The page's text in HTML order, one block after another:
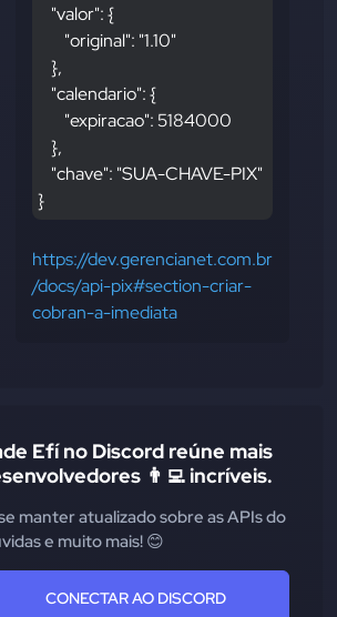
    "valor": {
        "original": "1.10"
    },
    "calendario": {
        "expiracao": 5184000
    },
    "chave": "SUA-CHAVE-PIX"
}
https://dev.gerencianet.com.br
/docs/api-pix#section-criar-
cobran-a-imediata
Efí no Discord reúne mais
👨‍💻 incríveis.
manter atualizado sobre as APIs do
e muito mais! 😊
CONECTAR AO DISCORD